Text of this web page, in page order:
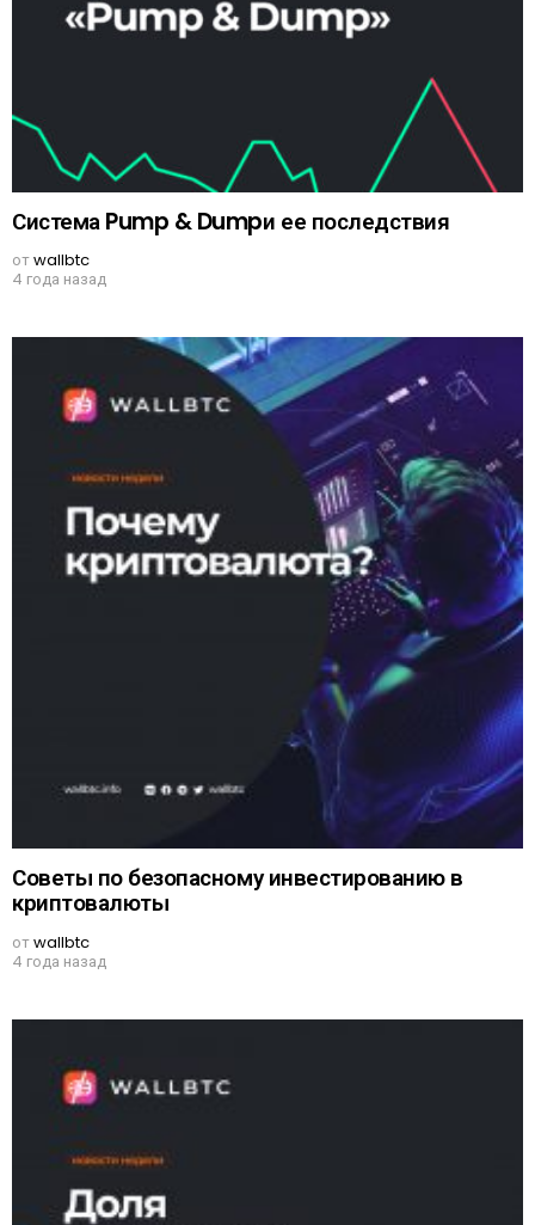
Система Pump & Dumpи ее последствия
отwallbtc
4 года назад
Советы по безопасному инвестированию в
криптовалюты
отwallbtc
4 года назад